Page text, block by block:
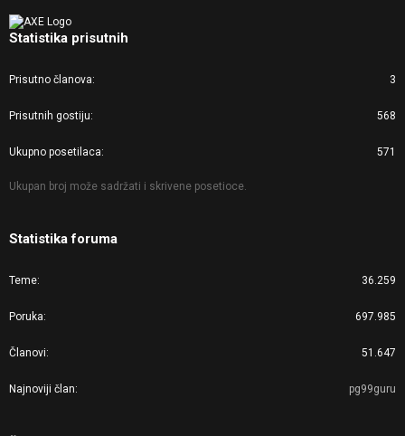
Statistika prisutnih
Prisutno članova 3
Prisutnih gostiju 568
Ukupno posetilaca 571
Ukupan broj može sadržati i skrivene posetioce.
Statistika foruma
Teme 36.259
Poruka 697.985
Članovi 51.647
Najnoviji član pg99guru